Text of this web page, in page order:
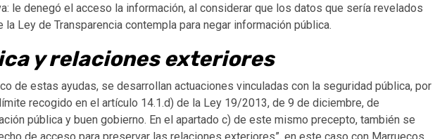
le denegó el acceso la información, al considerar que los datos que sería revelados
Ley de Transparencia contempla para negar información pública.
y relaciones exteriores
de estas ayudas, se desarrollan actuaciones vinculadas con la seguridad pública, por
recogido en el artículo 14.1.d) de la Ley 19/2013, de 9 de diciembre, de
pública y buen gobierno. En el apartado c) de este mismo precepto, también se